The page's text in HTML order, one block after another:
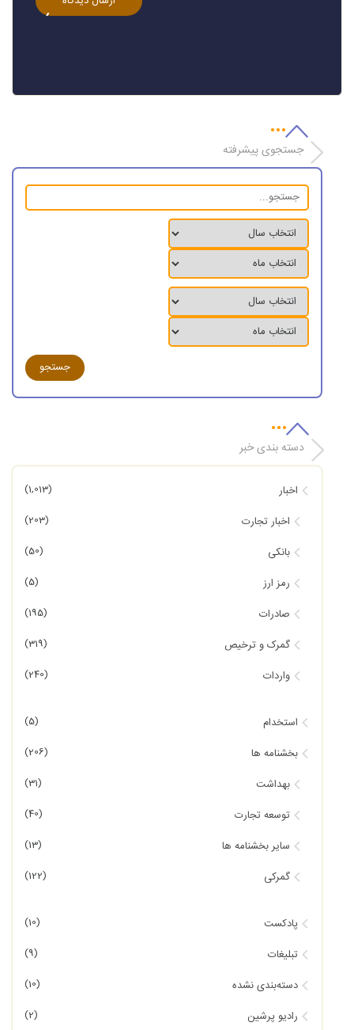
جستجوی پیشرفته
دسته بندی خبر
اخبار (1,013)
اخبار تجارت (203)
بانکی (50)
رمز ارز (5)
صادرات (195)
گمرک و ترخیص (319)
واردات (240)
استخدام (5)
بخشنامه ها (206)
بهداشت (31)
توسعه تجارت (40)
سایر بخشنامه ها (13)
گمرکی (122)
پادکست (10)
تبلیغات (9)
دسته‌بندی نشده (10)
رادیو پرشین (2)